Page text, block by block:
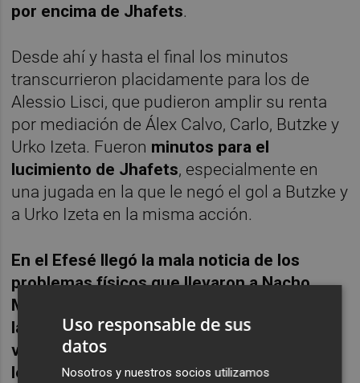
por encima de Jhafets.
Desde ahí y hasta el final los minutos
transcurrieron placidamente para los de
Alessio Lisci, que pudieron amplir su renta
por mediación de Álex Calvo, Carlo, Butzke y
Urko Izeta. Fueron minutos para el
lucimiento de Jhafets, especialmente en
una jugada en la que le negó el gol a Butzke y
a Urko Izeta en la misma acción.
En el Efesé llegó la mala noticia de los
problemas físicos que llevaron a Nacho
Martínez a abandonar el terreno de juego y
las buenas de la reaparición de Luis Muñoz
varios meses después tras superar una
lesión y el debut del canterano Checo
Uso responsable de sus
datos
Nosotros y nuestros socios utilizamos